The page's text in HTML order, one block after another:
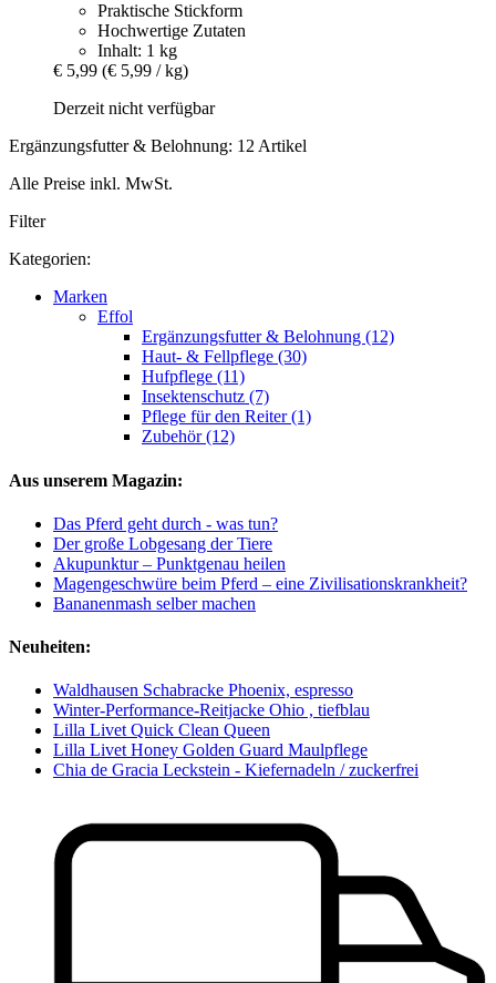
Praktische Stickform
Hochwertige Zutaten
Inhalt: 1 kg
€ 5,99 (€ 5,99 / kg)
Derzeit nicht verfügbar
Ergänzungsfutter & Belohnung: 12 Artikel
Alle Preise inkl. MwSt.
Filter
Kategorien:
Marken
Effol
Ergänzungsfutter & Belohnung (12)
Haut- & Fellpflege (30)
Hufpflege (11)
Insektenschutz (7)
Pflege für den Reiter (1)
Zubehör (12)
Aus unserem Magazin:
Das Pferd geht durch - was tun?
Der große Lobgesang der Tiere
Akupunktur – Punktgenau heilen
Magengeschwüre beim Pferd – eine Zivilisationskrankheit?
Bananenmash selber machen
Neuheiten:
Waldhausen Schabracke Phoenix, espresso
Winter-Performance-Reitjacke Ohio , tiefblau
Lilla Livet Quick Clean Queen
Lilla Livet Honey Golden Guard Maulpflege
Chia de Gracia Leckstein - Kiefernadeln / zuckerfrei